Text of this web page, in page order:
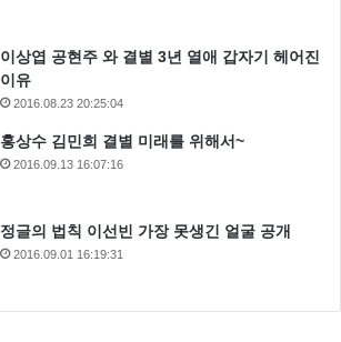
이상엽 공현주 와 결별 3년 열애 갑자기 헤어진
이유
2016.08.23 20:25:04
홍상수 김민희 결별 미래를 위해서~
2016.09.13 16:07:16
정글의 법칙 이선빈 가장 못생긴 얼굴 공개
2016.09.01 16:19:31